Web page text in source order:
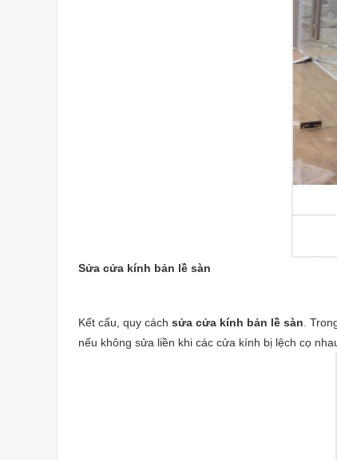
Sửa cửa kính bản lề sàn
Kết cấu, quy cách sửa cửa kính bản lề sàn .
nếu không sửa liền khi các cửa kính bị lệch cọ